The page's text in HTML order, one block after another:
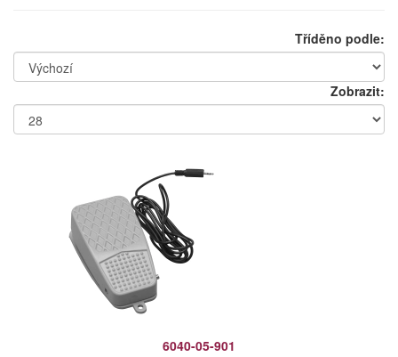
Tříděno podle:
Zobrazit:
6040-05-901